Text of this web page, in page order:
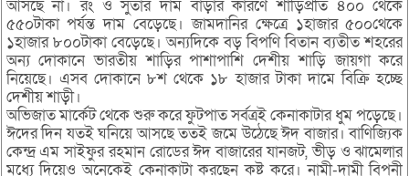
আসছে না। রং ও সুতার দাম বাড়ার কারণে শাড়িপ্রতি ৪০০ থেকে
৫৫০টাকা পর্যন্ত দাম বেড়েছে। জামদানির ক্ষেত্রে ১হাজার ৫০০থেকে
১হাজার ৮০০টাকা বেড়েছে। অন্যদিকে বড় বিপণি বিতান ব্যতীত শহরের
অন্য দোকানে ভারতীয় শাড়ির পাশাপাশি দেশীয় শাড়ি জায়গা করে
নিয়েছে। এসব দোকানে ৮শ থেকে ১৮ হাজার টাকা দামে বিক্রি হচ্ছে
দেশীয় শাড়ী।
অভিজাত মার্কেট থেকে শুরু করে ফুটপাত সর্বত্রই কেনাকাটার ধুম পড়েছে।
ঈদের দিন যতই ঘনিয়ে আসছে ততই জমে উঠেছে ঈদ বাজার। বাণিজ্যিক
কেন্দ্র এম সাইফুর রহমান রোডের ঈদ বাজারের যানজট, ভীড় ও ঝামেলার
মধ্যে দিয়েও অনেকেই কেনাকাটা করছেন কষ্ট করে। নামী-দামী বিপনী